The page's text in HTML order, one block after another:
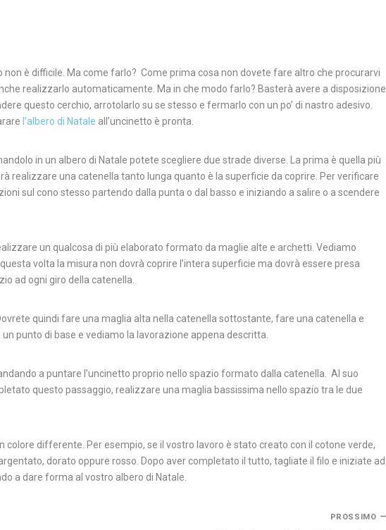
non è difficile. Ma come farlo? Come prima cosa non dovete fare altro che procurarvi
realizzarlo automaticamente. Ma in che modo farlo? Basterà avere a disposizione
questo cerchio, arrotolarlo su se stesso e fermarlo con un po’ di nastro adesivo.
l’albero di Natale all’uncinetto è pronta.
in un albero di Natale potete scegliere due strade diverse. La prima è quella più
realizzare una catenella tanto lunga quanto è la superficie da coprire. Per verificare
sul cono stesso partendo dalla punta o dal basso e iniziando a salire o a scendere
un qualcosa di più elaborato formato da maglie alte e archetti. Vediamo
volta la misura non dovrà coprire l’intera superficie ma dovrà essere presa
ad ogni giro della catenella.
quindi fare una maglia alta nella catenella sottostante, fare una catenella e
punto di base e vediamo la lavorazione appena descritta.
a puntare l’uncinetto proprio nello spazio formato dalla catenella. Al suo
questo passaggio, realizzare una maglia bassissima nello spazio tra le due
differente. Per esempio, se il vostro lavoro è stato creato con il cotone verde,
dorato oppure rosso. Dopo aver completato il tutto, tagliate il filo e iniziate ad
a dare forma al vostro albero di Natale.
PROSSIMO